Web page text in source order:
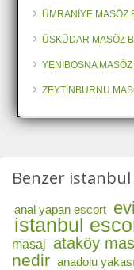
ÜMRANİYE MASÖZ
ÜSKÜDAR MASÖZ
YENİBOSNA MASÖZ
ZEYTİNBURNU
Benzer
anal yapan escort
istanbul
masaj ataköy
nedir anadolu